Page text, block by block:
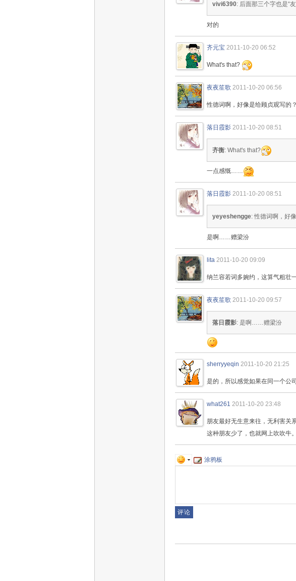
vivi6390: 后面那三个字也是“友
对的
齐元宝 2011-10-20 06:52
What's that?
夜夜笙歌 2011-10-20 06:56
性德词啊，好像是给顾贞观写的？
落日霞影 2011-10-20 08:51
齐衡: What's that?
一点感慨……
落日霞影 2011-10-20 08:51
yeyeshengge: 性德词啊，好
是啊……赠梁汾
lita 2011-10-20 09:09
纳兰容若词多婉约，这算气粗壮
夜夜笙歌 2011-10-20 09:57
落日霞影: 是啊……赠梁汾
sherryyeqin 2011-10-20 21:25
是的，所以感觉如果在同一个公
what261 2011-10-20 23:48
朋友最好无生意来往，无利害关
这种朋友少了，也就网上吹吹牛。
涂鸦板